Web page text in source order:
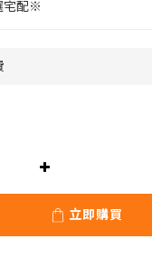
宅配※
立即購買